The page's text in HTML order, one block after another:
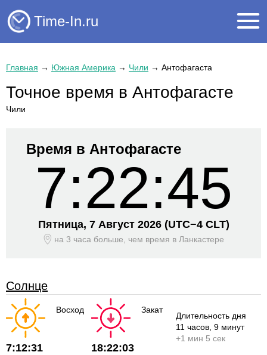
Time-In.ru
Главная → Южная Америка → Чили → Антофагаста
Точное время в Антофагасте
Чили
Время в Антофагасте
7:22:45
Пятница, 7 Август 2026 (UTC−4 CLT)
на 3 часа больше, чем время в Ланкастере
Солнце
Восход
7:12:31
Закат
18:22:03
Длительность дня
11 часов , 9 минут
+1 мин 5 сек